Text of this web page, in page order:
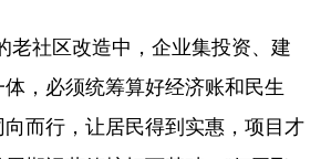
社区改造中，企业集投资、建
，必须统筹算好经济账和民生
而行，让居民得到实惠，项目才